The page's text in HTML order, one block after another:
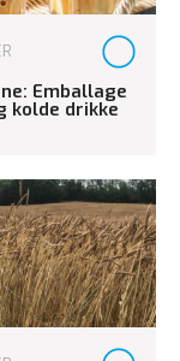
Emballage
kolde drikke